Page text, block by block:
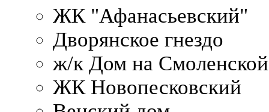
ЖК "Афанасьевский"
Дворянское гнездо
ж/к Дом на
ЖК Новопесковский